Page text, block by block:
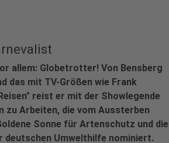
allem: Globetrotter! Von Bensberg
das mit TV-Größen wie Frank
reist er mit der Showlegende
zu Arbeiten, die vom Aussterben
Sonne für Artenschutz und die
deutschen Umwelthilfe nominiert.